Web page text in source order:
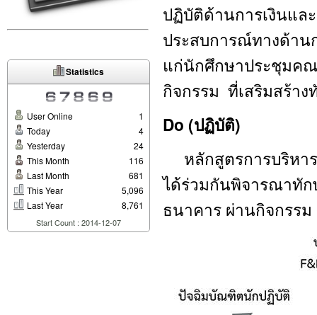
Statistics
User Online
1
Today
4
Yesterday
24
This Month
116
Last Month
681
This Year
5,096
Last Year
8,761
Start Count : 2014-12-07
ปฏิบัติด้านการเงินแ
ประสบการณ์ทางด้าน
แก่นักศึกษาประชุมคณ
กิจกรรม ที่เสริมสร้า
Do (ปฏิบัติ)
หลักสูตรการบริหาร
ได้ร่วมกันพิจารณาทั
ธนาคาร ผ่านกิจกรร